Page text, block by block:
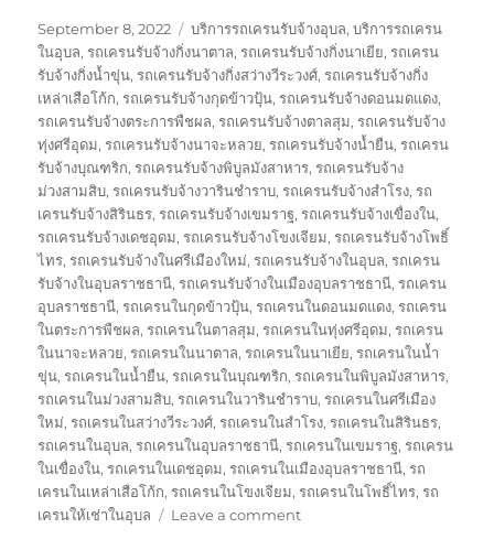
Posted
on
September 8, 2022 Tags
บริการรถเครนรับจ้างอุบล,บริการรถเครน
ในอุบล,รถเครนรับจ้างกิ่งนาตาล,รถเครนรับจ้างกิ่งนาเยีย,รถเครน
รับจ้างกิ่งน้ำขุ่น,รถเครนรับจ้างกิ่งสว่างวีระวงศ์,รถเครนรับจ้างกิ่ง
เหล่าเสือโก้ก,รถเครนรับจ้างกุดข้าวปุ้น,รถเครนรับจ้างดอนมดแดง,
รถเครนรับจ้างตระการพืชผล,รถเครนรับจ้างตาลสุม,รถเครนรับจ้าง
ทุ่งศรีอุดม,รถเครนรับจ้างนาจะหลวย,รถเครนรับจ้างน้ำยืน,รถเครน
รับจ้างบุณฑริก,รถเครนรับจ้างพิบูลมังสาหาร,รถเครนรับจ้าง
ม่วงสามสิบ,รถเครนรับจ้างวารินชำราบ,รถเครนรับจ้างสำโรง,รถ
เครนรับจ้างสิรินธร,รถเครนรับจ้างเขมราฐ,รถเครนรับจ้างเขื่องใน,
รถเครนรับจ้างเดชอุดม,รถเครนรับจ้างโขงเจียม,รถเครนรับจ้างโพธิ์
ไทร,รถเครนรับจ้างในศรีเมืองใหม่,รถเครนรับจ้างในอุบล,รถเครน
รับจ้างในอุบลราชธานี,รถเครนรับจ้างในเมืองอุบลราชธานี,รถเครน
อุบลราชธานี,รถเครนในกุดข้าวปุ้น,รถเครนในดอนมดแดง,รถเครน
ในตระการพืชผล,รถเครนในตาลสุม,รถเครนในทุ่งศรีอุดม,รถเครน
ในนาจะหลวย,รถเครนในนาตาล,รถเครนในนาเยีย,รถเครนในน้ำ
ขุ่น,รถเครนในน้ำยืน,รถเครนในบุณฑริก,รถเครนในพิบูลมังสาหาร,
รถเครนในม่วงสามสิบ,รถเครนในวารินชำราบ,รถเครนในศรีเมือง
ใหม่,รถเครนในสว่างวีระวงศ์,รถเครนในสำโรง,รถเครนในสิรินธร,
รถเครนในอุบล,รถเครนในอุบลราชธานี,รถเครนในเขมราฐ,รถเครน
ในเขื่องใน,รถเครนในเดชอุดม,รถเครนในเมืองอุบลราชธานี,รถ
เครนในเหล่าเสือโก้ก,รถเครนในโขงเจียม,รถเครนในโพธิ์ไทร,รถ
เครนให้เช่าในอุบล
Leave a commenton